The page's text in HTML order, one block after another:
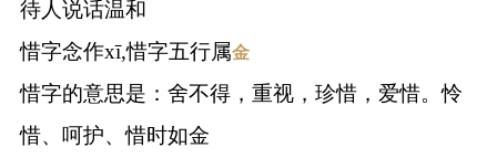
待人说话温和
惜字念作xī,惜字五行属金
惜字的意思是：舍不得，重视，珍惜，爱惜。怜
惜、呵护、惜时如金